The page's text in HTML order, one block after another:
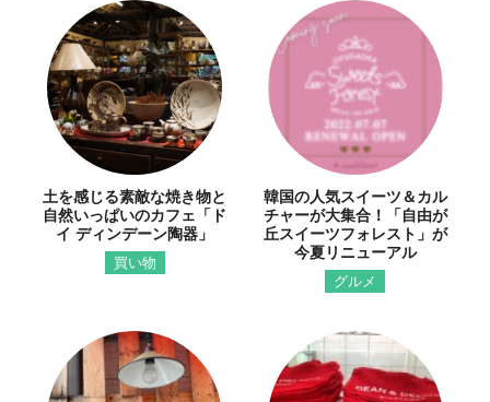
土を感じる素敵な焼き物と
自然いっぱいのカフェ「ド
イ ディンデーン陶器」
買い物
韓国の人気スイーツ＆カル
チャーが大集合！「自由が
丘スイーツフォレスト」が
今夏リニューアル
グルメ